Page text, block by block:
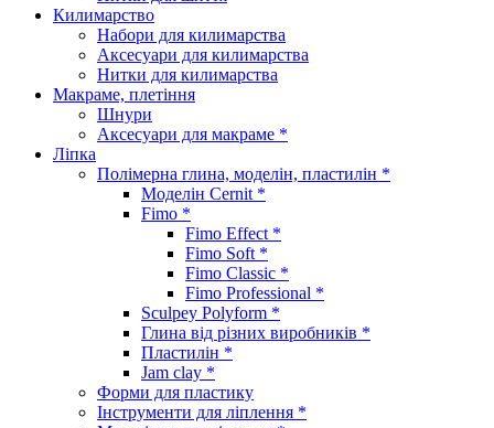
Килимарство
Набори для килимарства
Аксесуари для килимарства
Нитки для килимарства
Макраме, плетіння
Шнури
Аксесуари для макраме *
Ліпка
Полімерна глина, моделін, пластилін *
Моделін Cernit *
Fimo *
Fimo Effect *
Fimo Soft *
Fimo Classic *
Fimo Professional *
Sculpey Polyform *
Глина від різних виробників *
Пластилін *
Jam clay *
Форми для пластику
Інструменти для ліплення *